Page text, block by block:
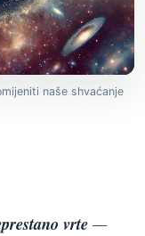
naše shvaćanje
vrte —